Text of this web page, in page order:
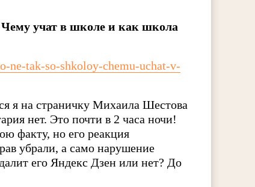
учат в школе и как школа
ne-tak-so-shkoloy-chemu-uchat-v-
я на страничку Михаила Шестова
нет. Это почти в 2 часа ночи!
факту, но его реакция
убрали, а само нарушение
его Яндекс Дзен или нет? До